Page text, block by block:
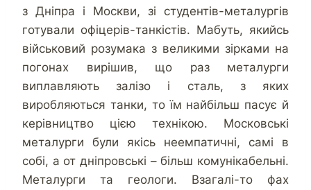
з Дніпра і Москви, зі студентів-металургів
готували офіцерів-танкістів. Мабуть, якийсь
військовий розумака з великими зірками на
погонах вирішив, що раз металурги
виплавляють залізо і сталь, з яких
виробляються танки, то їм найбільш пасує й
керівництво цією технікою. Московські
металурги були якісь неемпатичні, самі в
собі, а от дніпровські – більш комунікабельні.
Металурги та геологи. Взагалі-то фах